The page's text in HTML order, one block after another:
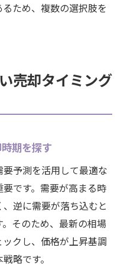
ため、複数の選択肢を
売却タイミング
期を探す
予測を活用して最適な
です。需要が高まる時
逆に需要が落ち込むと
そのため、最新の相場
クし、価格が上昇基調
略です。